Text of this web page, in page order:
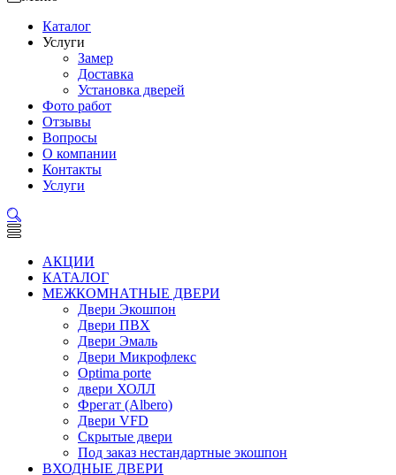
Каталог
Услуги
Замер
Доставка
Установка дверей
Фото работ
Отзывы
Вопросы
О компании
Контакты
Услуги
АКЦИИ
КАТАЛОГ
МЕЖКОМНАТНЫЕ ДВЕРИ
Двери Экошпон
Двери ПВХ
Двери Эмаль
Двери Микрофлекс
Optima porte
двери ХОЛЛ
Фрегат (Albero)
Двери VFD
Скрытые двери
Под заказ нестандартные экошпон
ВХОДНЫЕ ДВЕРИ